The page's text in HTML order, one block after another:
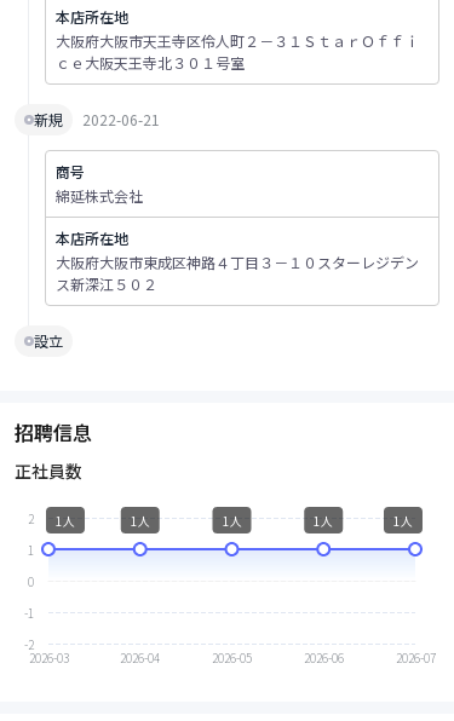
本店所在地
大阪府大阪市天王寺区伶人町２－３１ＳｔａｒＯｆｆｉ
ｃｅ大阪天王寺北３０１号室
新規 2022-06-21
商号
綿延株式会社
本店所在地
大阪府大阪市東成区神路４丁目３－１０スターレジデン
ス新深江５０２
設立
招聘信息
正社員数
-2
-1
0
1
2
2026-03 2026-04 2026-05 2026-06 2026-07
1人 1人 1人 1人 1人